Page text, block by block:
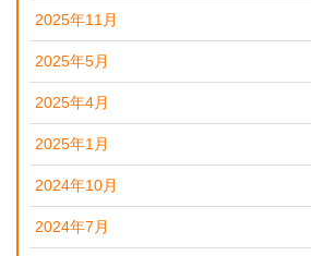
2025年11月
2025年5月
2025年4月
2025年1月
2024年10月
2024年7月